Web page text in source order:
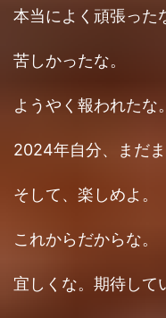
本当によく頑張った
苦しかったな。
ようやく報われたな
2024年自分、まだ
そして、楽しめよ。
これからだからな。
宜しくな。期待して